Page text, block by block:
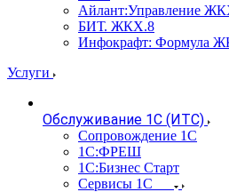
Айлант:Управление
БИТ. ЖКХ.8
Инфокрафт: Формула
Услуги
Обслуживание 1С (ИТС)
Сопровождение 1С
1С:ФРЕШ
1С:Бизнес Старт
Сервисы 1С